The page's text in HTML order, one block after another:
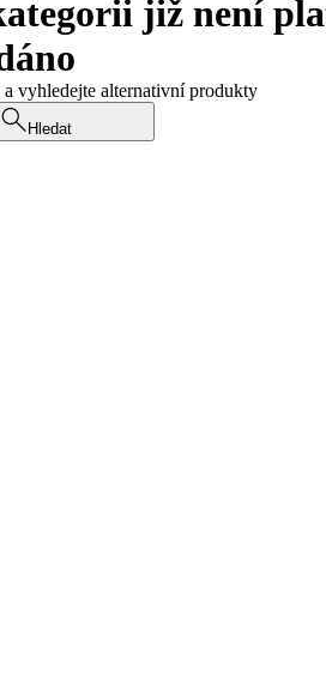
již není
vyhledejte alternativní produkty
Hledat